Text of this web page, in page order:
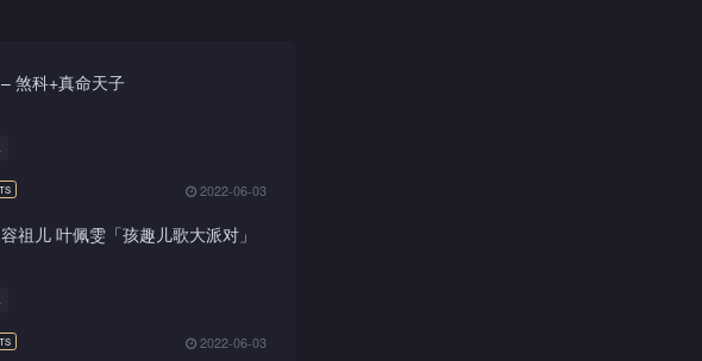
煞科+真命天子
2022-06-03
祖儿 叶佩雯「孩趣儿歌大派对」
2022-06-03